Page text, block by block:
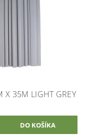
X 35M LIGHT GREY